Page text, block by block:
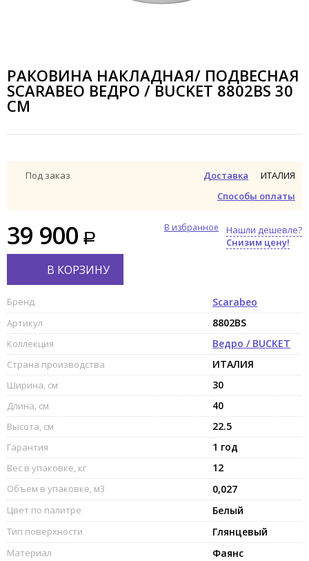
РАКОВИНА НАКЛАДНАЯ/ ПОДВЕСНАЯ
SCARABEO ВЕДРО / BUCKET 8802BS 30
СМ
Под заказ
Доставка
Способы оплаты
ИТАЛИЯ
39 900
Нашли дешевле?
Снизим цену!
В избранное
В КОРЗИНУ
Бренд Scarabeo
Артикул 8802BS
Коллекция Ведро / BUCKET
Страна производства ИТАЛИЯ
Ширина, см 30
Длина, см 40
Высота, см 22.5
Гарантия 1 год
Вес в упаковке, кг 12
Объем в упаковке, м3 0,027
Цвет по палитре Белый
Тип поверхности Глянцевый
Материал Фаянс